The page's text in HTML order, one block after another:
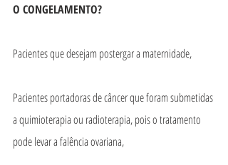
O CONGELAMENTO?
Pacientes que desejam postergar a maternidade,
Pacientes portadoras de câncer que foram submetidas
a quimioterapia ou radioterapia, pois o tratamento
pode levar a falência ovariana,